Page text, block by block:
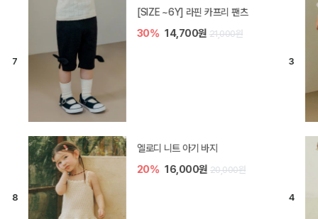
[SIZE ~6Y] 라핀 카프리 팬츠
30% 14,700원 21,000원
엘로디 니트 아기 바지
20% 16,000원 20,000원